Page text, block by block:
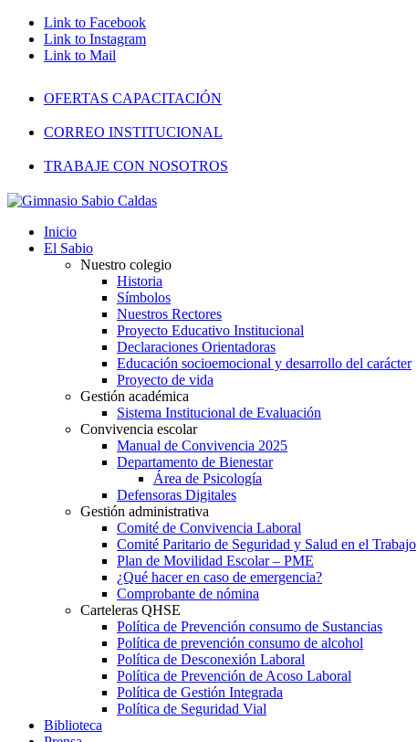
Link to Facebook
Link to Instagram
Link to Mail
OFERTAS CAPACITACIÓN
CORREO INSTITUCIONAL
TRABAJE CON NOSOTROS
Inicio
El Sabio
Nuestro colegio
Historia
Símbolos
Nuestros Rectores
Proyecto Educativo Institucional
Declaraciones Orientadoras
Educación socioemocional y desarrollo del carácter
Proyecto de vida
Gestión académica
Sistema Institucional de Evaluación
Convivencia escolar
Manual de Convivencia 2025
Departamento de Bienestar
Área de Psicología
Defensoras Digitales
Gestión administrativa
Comité de Convivencia Laboral
Comité Paritario de Seguridad y Salud en el Trabajo
Plan de Movilidad Escolar – PME
¿Qué hacer en caso de emergencia?
Comprobante de nómina
Carteleras QHSE
Política de Prevención consumo de Sustancias
Política de prevención consumo de alcohol
Política de Desconexión Laboral
Política de Prevención de Acoso Laboral
Política de Gestión Integrada
Política de Seguridad Vial
Biblioteca